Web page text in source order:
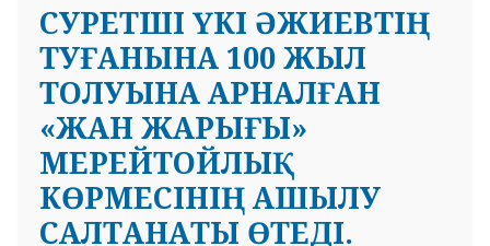
CУРЕТШІ ҮКІ ӘЖИЕВТІҢ
ТУҒАНЫНА 100 ЖЫЛ
ТОЛУЫНА АРНАЛҒАН
«ЖАН ЖАРЫҒЫ»
МЕРЕЙТОЙЛЫҚ
КӨРМЕСІНІҢ АШЫЛУ
САЛТАНАТЫ ӨТЕДІ.